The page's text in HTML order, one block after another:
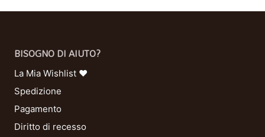
BISOGNO DI AIUTO?
La Mia Wishlist ❤
Spedizione
Pagamento
Diritto di recesso